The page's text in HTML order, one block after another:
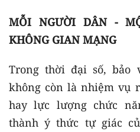
MỖI NGƯỜI DÂN -
KHÔNG GIAN MẠNG
Trong thời đại số, bảo
không còn là nhiệm vụ
hay lực lượng chức
thành ý thức tự giác